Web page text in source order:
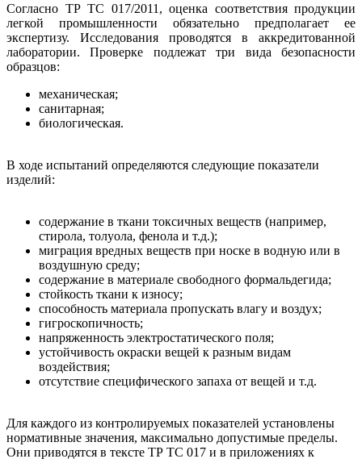
Согласно ТР ТС 017/2011, оценка соответствия продукции
легкой промышленности обязательно предполагает ее
экспертизу. Исследования проводятся в аккредитованной
лаборатории. Проверке подлежат три вида безопасности
образцов:
механическая;
санитарная;
биологическая.
В ходе испытаний определяются следующие показатели
изделий:
содержание в ткани токсичных веществ (например,
стирола, толуола, фенола и т.д.);
миграция вредных веществ при носке в водную или в
воздушную среду;
содержание в материале свободного формальдегида;
стойкость ткани к износу;
способность материала пропускать влагу и воздух;
гигроскопичность;
напряженность электростатического поля;
устойчивость окраски вещей к разным видам
воздействия;
отсутствие специфического запаха от вещей и т.д.
Для каждого из контролируемых показателей установлены
нормативные значения, максимально допустимые пределы.
Они приводятся в тексте ТР ТС 017 и в приложениях к